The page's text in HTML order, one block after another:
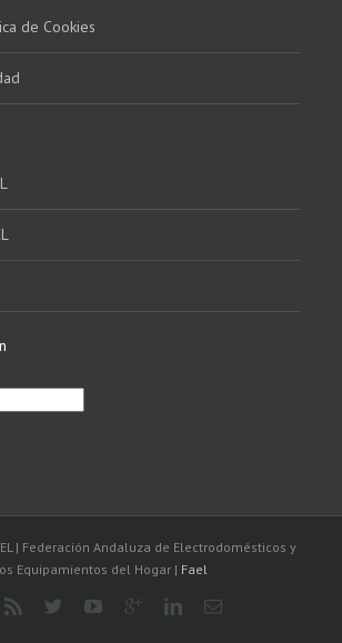
de Cookies
| Federación Andaluza de Electrodomésticos y
Equipamientos del Hogar | Fael